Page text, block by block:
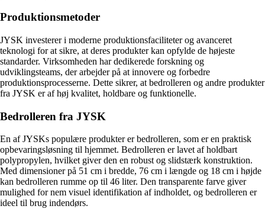
Produktionsmetoder
JYSK investerer i moderne produktionsfaciliteter og avanceret
teknologi for at sikre, at deres produkter kan opfylde de højeste
standarder. Virksomheden har dedikerede forskning og
udviklingsteams, der arbejder på at innovere og forbedre
produktionsprocesserne. Dette sikrer, at bedrolleren og andre produkter
fra JYSK er af høj kvalitet, holdbare og funktionelle.
Bedrolleren fra JYSK
En af JYSKs populære produkter er bedrolleren, som er en praktisk
opbevaringsløsning til hjemmet. Bedrolleren er lavet af holdbart
polypropylen, hvilket giver den en robust og slidstærk konstruktion.
Med dimensioner på 51 cm i bredde, 76 cm i længde og 18 cm i højde
kan bedrolleren rumme op til 46 liter. Den transparente farve giver
mulighed for nem visuel identifikation af indholdet, og bedrolleren er
ideel til brug indendørs.